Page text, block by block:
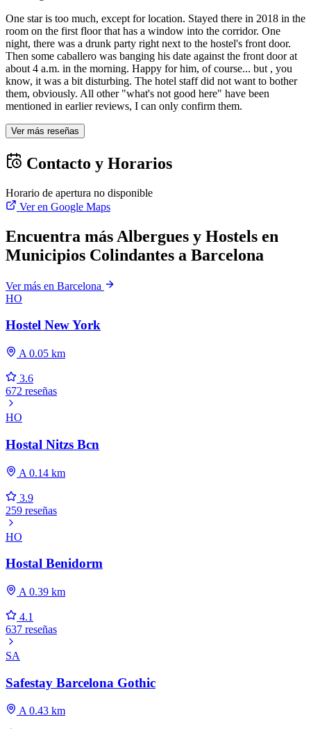
One star is too much, except for location. Stayed there in 2018 in the
room on the first floor that has a window into the corridor. One
night, there was a drunk party right next to the hostel's front door.
Then some caballero was banging his date against the front door at
about 4 a.m. in the morning. Happy for him, of course... but , you
know, it was a bit disturbing. The hotel staff did not want to bother
them, obviously. All other "what's not good here" have been
mentioned in earlier reviews, I can only confirm them.
Ver más reseñas
Contacto y Horarios
Horario de apertura no disponible
Ver en Google Maps
Encuentra más Albergues y Hostels en
Municipios Colindantes a Barcelona
Ver más en Barcelona
HO
Hostel New York
A 0.05 km
3.6
672 reseñas
HO
Hostal Nitzs Bcn
A 0.14 km
3.9
259 reseñas
HO
Hostal Benidorm
A 0.39 km
4.1
637 reseñas
SA
Safestay Barcelona Gothic
A 0.43 km